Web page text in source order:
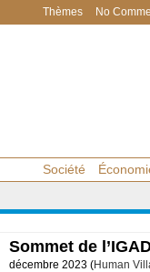
Thèmes No
Société
Sommet de
décembre 2023 (Human